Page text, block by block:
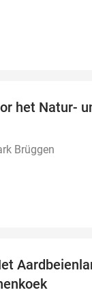
het Natur-
Brüggen